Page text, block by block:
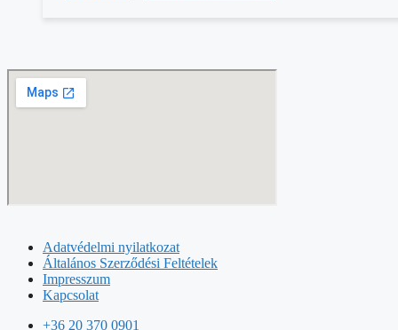
Adatvédelmi nyilatkozat
Általános Szerződési Feltételek
Impresszum
Kapcsolat
+36 20 370 0901